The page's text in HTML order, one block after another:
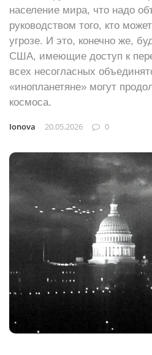
население мира, что надо
руководством того, кто
угрозе. И это, конечно же,
США, имеющие доступ к
всех несогласных
«инопланетяне» могут
космоса.
Ionova 20.05.2026 0